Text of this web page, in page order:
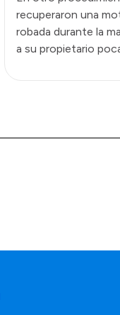
recuperaron una
robada durante la
a su propietario